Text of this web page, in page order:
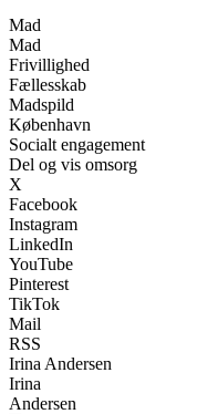
Mad
Mad
Frivillighed
Fællesskab
Madspild
København
Socialt engagement
Del og vis omsorg
X
Facebook
Instagram
LinkedIn
YouTube
Pinterest
TikTok
Mail
RSS
Irina Andersen
Irina
Andersen